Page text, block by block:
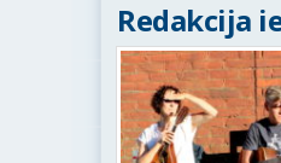
Redakcija